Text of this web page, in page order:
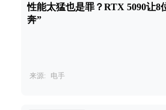
性能太猛也是罪？RTX 5090让8
奔”
来源: 电手